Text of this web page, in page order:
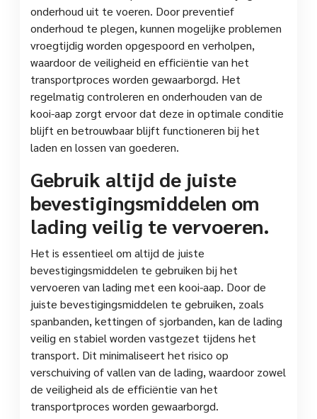
onderhoud uit te voeren. Door preventief
onderhoud te plegen, kunnen mogelijke problemen
vroegtijdig worden opgespoord en verholpen,
waardoor de veiligheid en efficiëntie van het
transportproces worden gewaarborgd. Het
regelmatig controleren en onderhouden van de
kooi-aap zorgt ervoor dat deze in optimale conditie
blijft en betrouwbaar blijft functioneren bij het
laden en lossen van goederen.
Gebruik altijd de juiste
bevestigingsmiddelen om
lading veilig te vervoeren.
Het is essentieel om altijd de juiste
bevestigingsmiddelen te gebruiken bij het
vervoeren van lading met een kooi-aap. Door de
juiste bevestigingsmiddelen te gebruiken, zoals
spanbanden, kettingen of sjorbanden, kan de lading
veilig en stabiel worden vastgezet tijdens het
transport. Dit minimaliseert het risico op
verschuiving of vallen van de lading, waardoor zowel
de veiligheid als de efficiëntie van het
transportproces worden gewaarborgd.